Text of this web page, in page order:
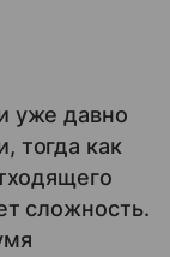
уже давно
тогда как
сложность.